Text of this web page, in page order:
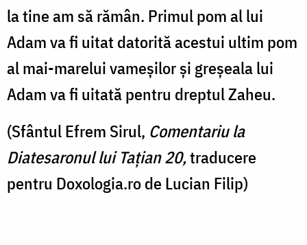
la tine am să rămân. Primul pom al lui
Adam va fi uitat datorită acestui ultim pom
al mai-marelui vameșilor și greșeala lui
Adam va fi uitată pentru dreptul Zaheu.
(Sfântul Efrem Sirul, Comentariu la
Diatesaronul lui Tațian 20,traducere
pentru Doxologia.ro de Lucian Filip)